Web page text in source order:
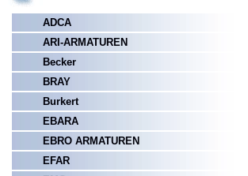
ADCA
ARI-ARMATUREN
Becker
BRAY
Burkert
EBARA
EBRO ARMATUREN
EFAR